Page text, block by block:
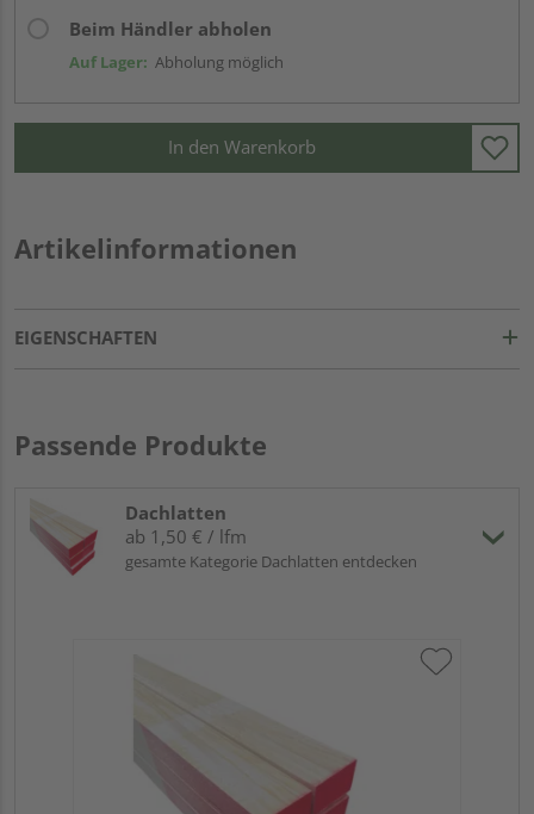
Beim Händler abholen
Auf Lager: Abholung möglich
In den Warenkorb
Artikelinformationen
EIGENSCHAFTEN
Passende Produkte
Dachlatten
ab 1,50 € / lfm
gesamte Kategorie Dachlatten entdecken